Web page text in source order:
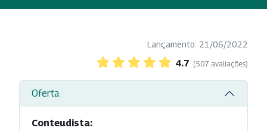
Lançamento: 21/06/2022
4.7 (507 avaliações)
Oferta
Conteudista: